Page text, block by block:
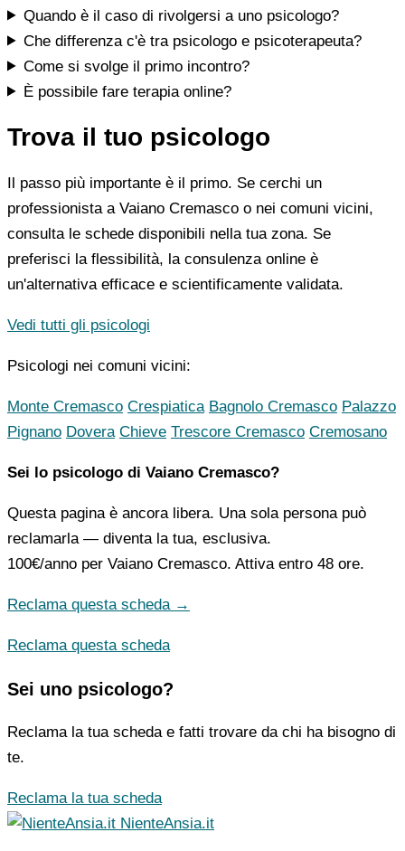
Quando è il caso di rivolgersi a uno psicologo?
Che differenza c'è tra psicologo e psicoterapeuta?
Come si svolge il primo incontro?
È possibile fare terapia online?
Trova il tuo psicologo
Il passo più importante è il primo. Se cerchi un
professionista a Vaiano Cremasco o nei comuni vicini,
consulta le schede disponibili nella tua zona. Se
preferisci la flessibilità, la consulenza online è
un'alternativa efficace e scientificamente validata.
Vedi tutti gli psicologi
Psicologi nei comuni vicini:
Monte Cremasco Crespiatica Bagnolo Cremasco Palazzo
Pignano Dovera Chieve Trescore Cremasco Cremosano
Sei lo psicologo di Vaiano Cremasco?
Questa pagina è ancora libera. Una sola persona può
reclamarla — diventa la tua, esclusiva.
100€/anno per Vaiano Cremasco. Attiva entro 48 ore.
Reclama questa scheda →
Reclama questa scheda
Sei uno psicologo?
Reclama la tua scheda e fatti trovare da chi ha bisogno di
te.
Reclama la tua scheda
NienteAnsia.it